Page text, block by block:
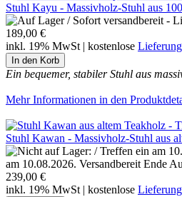
Stuhl Kayu - Massivholz-Stuhl aus
189,00 €
inkl. 19% MwSt | kostenlose Lieferung
Ein bequemer, stabiler Stuhl aus
Mehr Informationen in den
Stuhl Kawan - Massivholz-Stuhl aus
am 10.08.2026. Versandbereit Ende
239,00 €
inkl. 19% MwSt | kostenlose Lieferung